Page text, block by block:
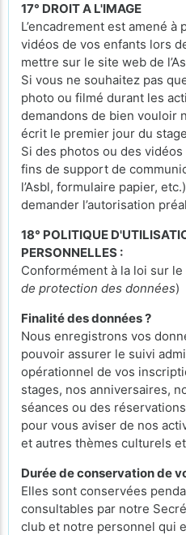
17° DROIT A L'IMAGE
L’encadrement est amené
vidéos de vos enfants lors
mettre sur le site web de
Si vous ne souhaitez pas
photo ou filmé durant les
demandons de bien vouloir
écrit le premier jour du
Si des photos ou des
fins de support de
l’Asbl, formulaire papier,
demander l’autorisation
18° POLITIQUE
PERSONNELLES :
Conformément à la loi sur le
de protection des données)
Finalité des données ?
Nous enregistrons vos
pouvoir assurer le suivi
opérationnel de vos
stages, nos anniversaires,
séances ou des
pour vous aviser de nos
et autres thèmes culturels
Durée de conservation de
Elles sont conservées
consultables par notre
club et notre personnel qui